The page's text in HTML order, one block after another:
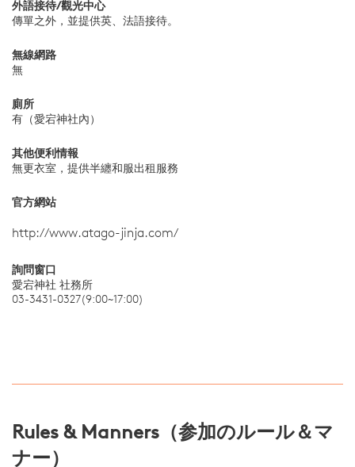
外語接待/觀光中心
傳單之外，並提供英、法語接待。
無線網路
無
廁所
有（愛宕神社內）
其他便利情報
無更衣室，提供半纏和服出租服務
官方網站
http://www.atago-jinja.com/
詢問窗口
愛宕神社 社務所
03-3431-0327(9:00~17:00)
Rules & Manners（参加のルール＆マ
ナー）